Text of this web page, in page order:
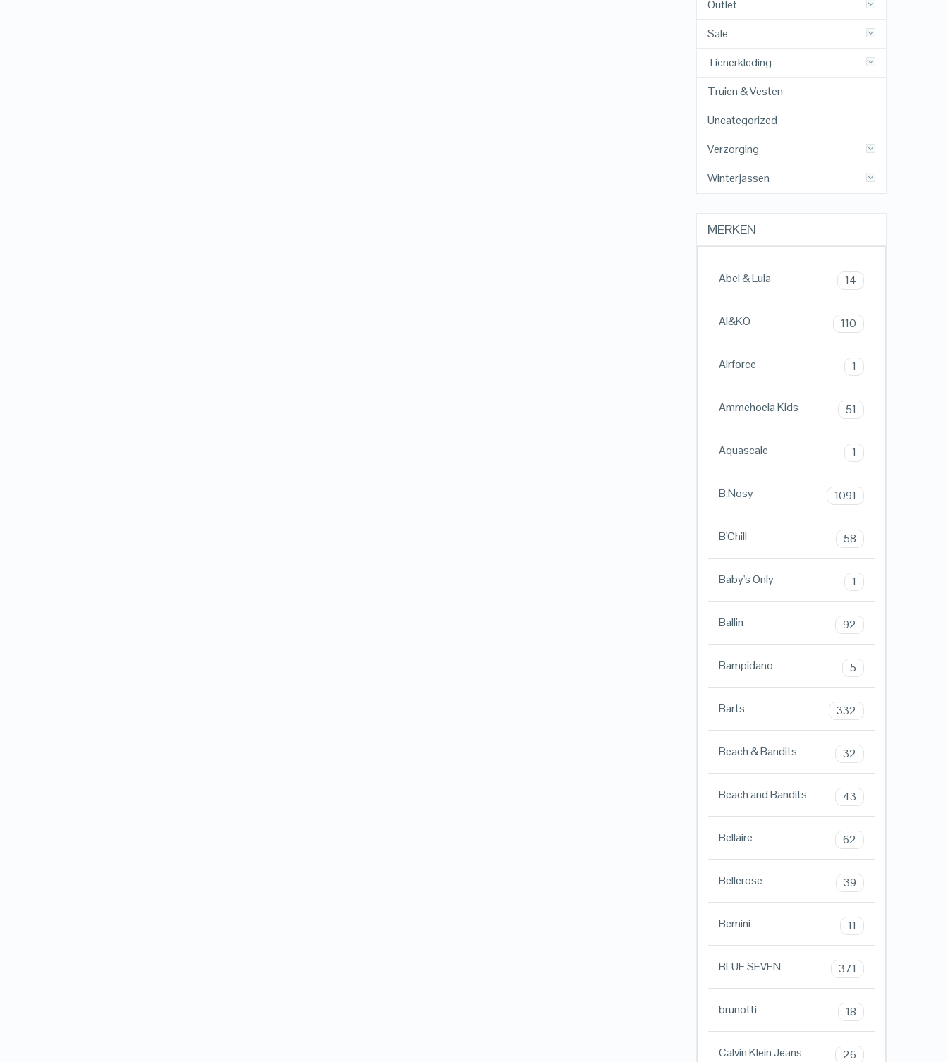
Outlet
Sale
Tienerkleding
Truien & Vesten
Uncategorized
Verzorging
Winterjassen
MERKEN
Abel & Lula 14
AI&KO 110
Airforce 1
Ammehoela Kids 51
Aquascale 1
B.Nosy 1091
B'Chill 58
Baby's Only 1
Ballin 92
Bampidano 5
Barts 332
Beach & Bandits 32
Beach and Bandits 43
Bellaire 62
Bellerose 39
Bemini 11
BLUE SEVEN 371
brunotti 18
Calvin Klein Jeans 26